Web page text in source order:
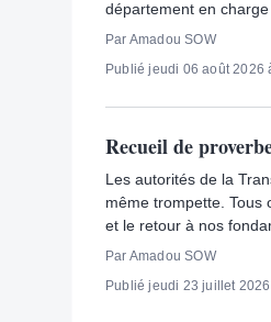
département en charge
Par Amadou SOW
Publié jeudi 06 août 2026
Recueil de
Les autorités de la
même trompette.
et le retour à nos
Par Amadou SOW
Publié jeudi 23 juillet